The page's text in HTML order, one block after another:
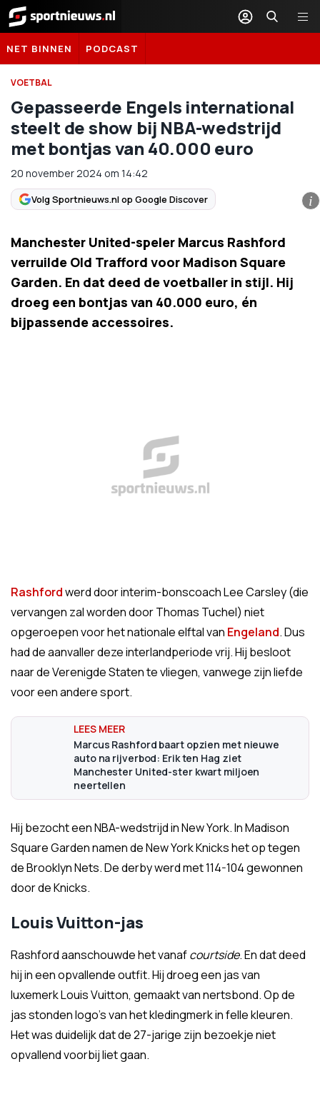
Sportnieuws.nl
NET BINNEN PODCAST
VOETBAL
Gepasseerde Engels international
steelt de show bij NBA-wedstrijd
met bontjas van 40.000 euro
20 november 2024 om 14:42
Volg Sportnieuws.nl op Google Discover i
Manchester United-speler Marcus Rashford
verruilde Old Trafford voor Madison Square
Garden. En dat deed de voetballer in stijl. Hij
droeg een bontjas van 40.000 euro, én
bijpassende accessoires.
Rashfordwerd door interim-bonscoach Lee Carsley (die
vervangen zal worden door Thomas Tuchel) niet
opgeroepen voor het nationale elftal van Engeland. Dus
had de aanvaller deze interlandperiode vrij. Hij besloot
naar de Verenigde Staten te vliegen, vanwege zijn liefde
voor een andere sport.
Marcus Rashford baart opzien met nieuwe
auto na rijverbod: Erik ten Hag ziet
Manchester United-ster kwart miljoen
neertellen
Hij bezocht een NBA-wedstrijd in New York. In Madison
Square Garden namen de New York Knicks het op tegen
de Brooklyn Nets. De derby werd met 114-104 gewonnen
door de Knicks.
Louis Vuitton-jas
Rashford aanschouwde het vanafcourtside. En dat deed
hij in een opvallende outfit. Hij droeg een jas van
luxemerk Louis Vuitton, gemaakt van nertsbond. Op de
jas stonden logo's van het kledingmerk in felle kleuren.
Het was duidelijk dat de 27-jarige zijn bezoekje niet
opvallend voorbij liet gaan.